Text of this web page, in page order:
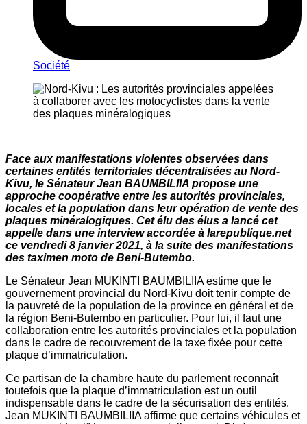
Société
Face aux manifestations violentes observées dans
certaines entités territoriales décentralisées au Nord-
Kivu, le Sénateur Jean BAUMBILIIA propose une
approche coopérative entre les autorités provinciales,
locales et la population dans leur opération de vente des
plaques minéralogiques. Cet élu des élus a lancé cet
appelle dans une interview accordée à larepublique.net
ce vendredi 8 janvier 2021, à la suite des manifestations
des taximen moto de Beni-Butembo.
Le Sénateur Jean MUKINTI BAUMBILIIA estime que le
gouvernement provincial du Nord-Kivu doit tenir compte de
la pauvreté de la population de la province en général et de
la région Beni-Butembo en particulier. Pour lui, il faut une
collaboration entre les autorités provinciales et la population
dans le cadre de recouvrement de la taxe fixée pour cette
plaque d’immatriculation.
Ce partisan de la chambre haute du parlement reconnaît
toutefois que la plaque d’immatriculation est un outil
indispensable dans le cadre de la sécurisation des entités.
Jean MUKINTI BAUMBILIIA affirme que certains véhicules et